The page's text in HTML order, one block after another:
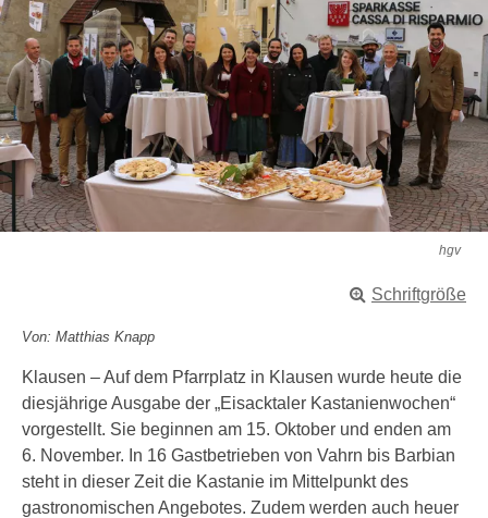
hgv
Schriftgröße
Von: Matthias Knapp
Klausen – Auf dem Pfarrplatz in Klausen wurde heute die
diesjährige Ausgabe der „Eisacktaler Kastanienwochen“
vorgestellt. Sie beginnen am 15. Oktober und enden am
6. November. In 16 Gastbetrieben von Vahrn bis Barbian
steht in dieser Zeit die Kastanie im Mittelpunkt des
gastronomischen Angebotes. Zudem werden auch heuer